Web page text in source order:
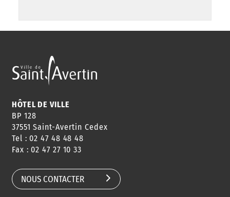
HÔTEL DE VILLE
BP 128
37551 Saint-Avertin Cedex
Tel : 02 47 48 48 48
Fax : 02 47 27 10 33
NOUS CONTACTER